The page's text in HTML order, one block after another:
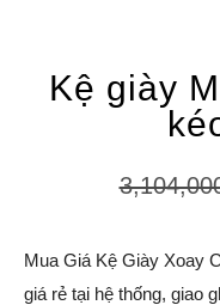
Kệ giày
Mua Giá Kệ Giày Xoay
giá rẻ tại hệ thống, giao